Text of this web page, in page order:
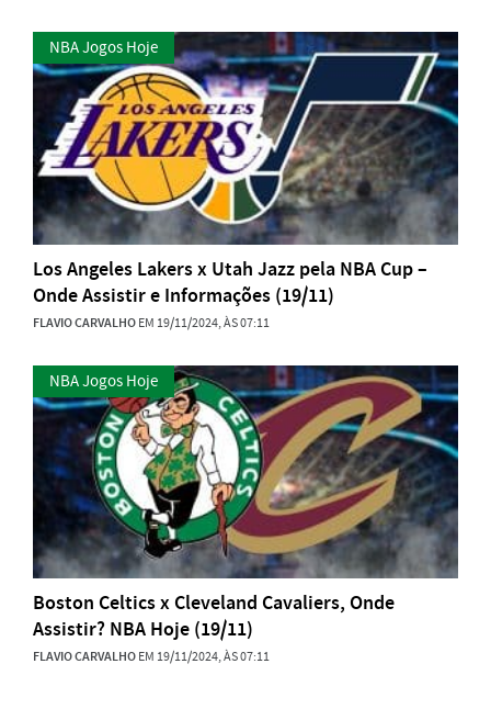
NBA Jogos Hoje
Los Angeles Lakers x Utah Jazz pela NBA Cup –
Onde Assistir e Informações (19/11)
FLAVIO CARVALHOEM 19/11/2024, ÀS 07:11
NBA Jogos Hoje
Boston Celtics x Cleveland Cavaliers, Onde
Assistir? NBA Hoje (19/11)
FLAVIO CARVALHOEM 19/11/2024, ÀS 07:11